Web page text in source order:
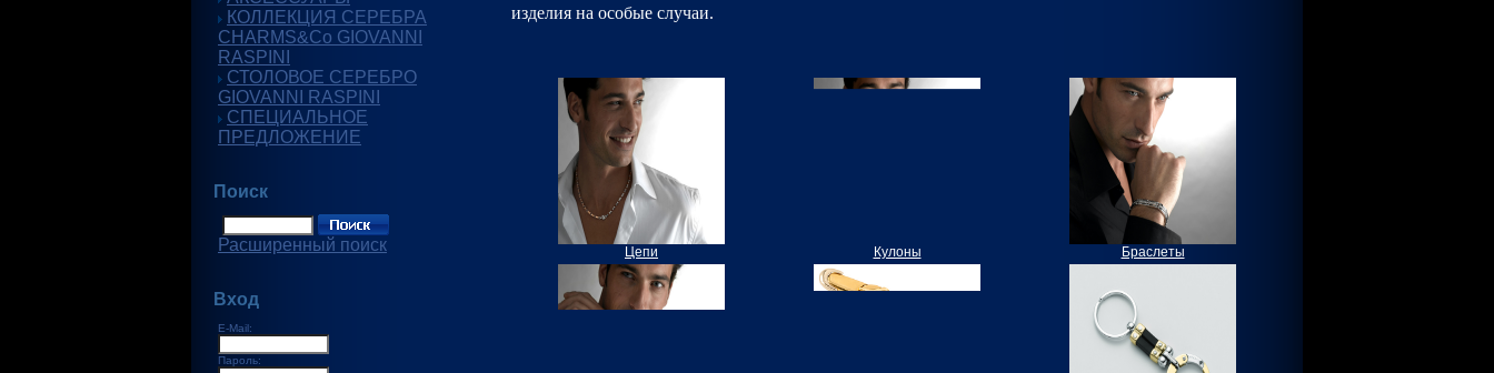
КОЛЛЕКЦИЯ СЕРЕБРА
CHARMS&Co GIOVANNI
RASPINI
СТОЛОВОЕ СЕРЕБРО
GIOVANNI RASPINI
СПЕЦИАЛЬНОЕ
ПРЕДЛОЖЕНИЕ
Поиск
Расширенный поиск
Вход
E-Mail:
Пароль:
изделия на особые случаи.
Цепи Кулоны Браслеты